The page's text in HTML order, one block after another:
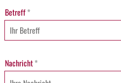
Betreff*
Nachricht*